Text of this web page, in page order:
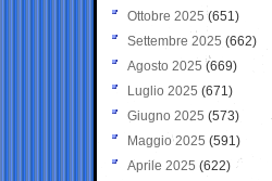
Ottobre 2025 (651)
Settembre 2025 (662)
Agosto 2025 (669)
Luglio 2025 (671)
Giugno 2025 (573)
Maggio 2025 (591)
Aprile 2025 (622)